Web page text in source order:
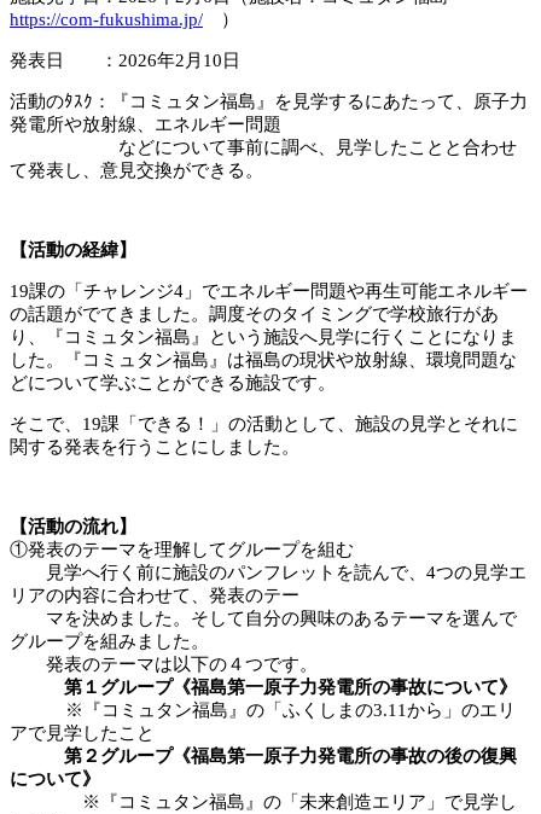
https://com-fukushima.jp/ ）
発表日 ：2026年2月10日
活動のﾀｽｸ：『コミュタン福島』を見学するにあたって、原子力
発電所や放射線、エネルギー問題
などについて事前に調べ、見学したことと合わせ
て発表し、意見交換ができる。
【活動の経緯】
19課の「チャレンジ4」でエネルギー問題や再生可能エネルギー
の話題がでてきました。調度そのタイミングで学校旅行があ
り、『コミュタン福島』という施設へ見学に行くことになりま
した。『コミュタン福島』は福島の現状や放射線、環境問題な
どについて学ぶことができる施設です。
そこで、19課「できる！」の活動として、施設の見学とそれに
関する発表を行うことにしました。
【活動の流れ】
①発表のテーマを理解してグループを組む
見学へ行く前に施設のパンフレットを読んで、4つの見学エ
リアの内容に合わせて、発表のテー
マを決めました。そして自分の興味のあるテーマを選んで
グループを組みました。
発表のテーマは以下の４つです。
第１グループ《福島第一原子力発電所の事故について》
※『コミュタン福島』の「ふくしまの3.11から」のエリ
アで見学したこと
第２グループ《福島第一原子力発電所の事故の後の復興
について》
※『コミュタン福島』の「未来創造エリア」で見学し